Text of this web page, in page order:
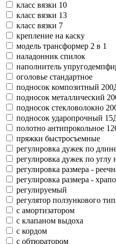
класс вязки 10
класс вязки 13
класс вязки 7
крепление на каску
модель трансформер 2 в 1
наладонник спилок
наполнитель
оголовье стандартное
подносок композитный
подносок металлический
подносок стекловолокно
подносок ударопрочный
полотно антипрокольное
пряжки быстросъемные
регулировка дужек по
регулировка дужек по углу
регулировка размера -
регулировка размера -
регулируемый
регулятор ползункового
с амортизатором
с клапаном выдоха
с кордом
с обтюратором